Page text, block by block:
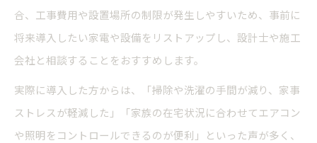
合、工事費用や設置場所の制限が発生しやすいため、事前に
将来導入したい家電や設備をリストアップし、設計士や施工
会社と相談することをおすすめします。
実際に導入した方からは、「掃除や洗濯の手間が減り、家事
ストレスが軽減した」「家族の在宅状況に合わせてエアコン
や照明をコントロールできるのが便利」といった声が多く、